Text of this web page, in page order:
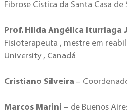
Fibrose Cística da Santa Casa de
Prof. Hilda Angélica Iturriaga
Fisioterapeuta , mestre em
University , Canadá
Cristiano Silveira –
Marcos Marini – de Buenos